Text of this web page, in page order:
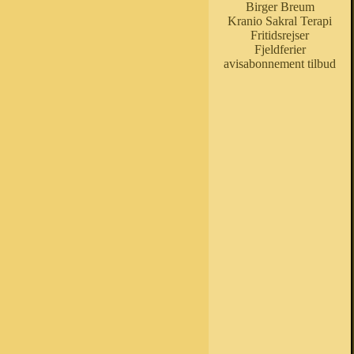
Birger Breum
Kranio Sakral Terapi
Fritidsrejser
Fjeldferier
avisabonnement tilbud